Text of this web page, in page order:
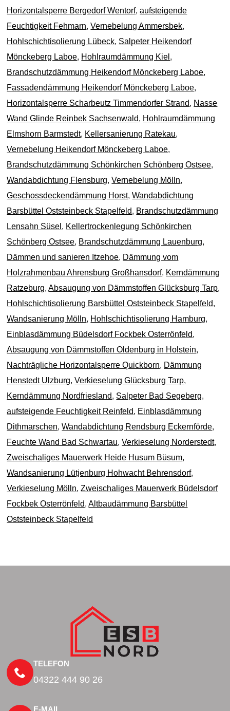
Horizontalsperre Bergedorf Wentorf,aufsteigende
Feuchtigkeit Fehmarn,Vernebelung Ammersbek,
Hohlschichtisolierung Lübeck, Salpeter Heikendorf
Mönckeberg Laboe, Hohlraumdämmung Kiel ,
Brandschutzdämmung Heikendorf Mönckeberg Laboe,
Fassadendämmung Heikendorf Mönckeberg Laboe,
Horizontalsperre Scharbeutz Timmendorfer Strand, Nasse
Wand Glinde Reinbek Sachsenwald, Hohlraumdämmung
Elmshorn Barmstedt, Kellersanierung Ratekau,
Vernebelung Heikendorf Mönckeberg Laboe,
Brandschutzdämmung Schönkirchen Schönberg Ostsee,
Wandabdichtung Flensburg,Vernebelung Mölln,
Geschossdeckendämmung Horst,Wandabdichtung
Barsbüttel Oststeinbeck Stapelfeld, Brandschutzdämmung
Lensahn Süsel , Kellertrockenlegung Schönkirchen
Schönberg Ostsee, Brandschutzdämmung Lauenburg,
Dämmen und sanieren Itzehoe, Dämmung vom
Holzrahmenbau Ahrensburg Großhansdorf, Kerndämmung
Ratzeburg,Absaugung von Dämmstoffen Glücksburg Tarp,
Hohlschichtisolierung Barsbüttel Oststeinbeck Stapelfeld,
Wandsanierung Mölln, Hohlschichtisolierung Hamburg,
Einblasdämmung Büdelsdorf Fockbek Osterrönfeld,
Absaugung von Dämmstoffen Oldenburg in Holstein,
Nachträgliche Horizontalsperre Quickborn, Dämmung
Henstedt Ulzburg,Verkieselung Glücksburg Tarp,
Kerndämmung Nordfriesland, Salpeter Bad Segeberg,
aufsteigende Feuchtigkeit Reinfeld, Einblasdämmung
Dithmarschen,Wandabdichtung Rendsburg Eckernförde,
Feuchte Wand Bad Schwartau,Verkieselung Norderstedt,
Zweischaliges Mauerwerk Heide Husum Büsum,
Wandsanierung Lütjenburg Hohwacht Behrensdorf,
Verkieselung Mölln,Zweischaliges Mauerwerk Büdelsdorf
Fockbek Osterrönfeld,Altbaudämmung Barsbüttel
Oststeinbeck Stapelfeld
TELEFON
04322 444 90 26
E-MAIL